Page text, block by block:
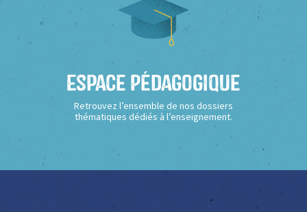
Espace Pédagogique
Retrouvez l’ensemble de nos dossiers
thématiques dédiés à l’enseignement.